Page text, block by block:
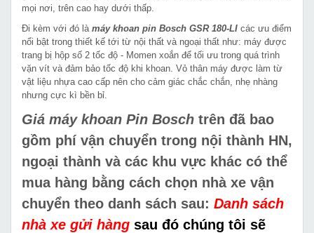
mọi nơi, trên cao hay dưới thấp.
Đi kèm với đó là máy khoan pin Bosch GSR 180-LI các ưu điểm
nổi bật trong thiết kế tới từ nội thất và ngoại thất như: máy được
trang bị hộp số 2 tốc độ - Momen xoắn để tối ưu trong quá trình
vặn vít và đảm bảo tốc độ khi khoan. Vỏ thân máy được làm từ
vật liệu nhựa cao cấp nên cho cảm giác chắc chắn, nhẹ nhàng
nhưng cực kì bền bỉ.
Giá máy khoan Pin Bosch trên đã bao
gồm phí vận chuyển trong nội thành HN,
ngoại thành và các khu vực khác có thể
mua hàng bằng cách chọn nhà xe vận
chuyển theo danh sách sau: Danh sách
nhà xe gửi hàng sau đó chúng tôi sẽ